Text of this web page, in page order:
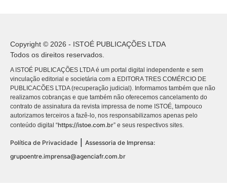
Copyright © 2026 - ISTOÉ PUBLICAÇÕES LTDA
Todos os direitos reservados.
A ISTOÉ PUBLICAÇÕES LTDA é um portal digital independente e sem
vinculação editorial e societária com a EDITORA TRES COMÉRCIO DE
PUBLICACÕES LTDA (recuperação judicial). Informamos também que não
realizamos cobranças e que também não oferecemos cancelamento do
contrato de assinatura da revista impressa de nome ISTOÉ, tampouco
autorizamos terceiros a fazê-lo, nos responsabilizamos apenas pelo
conteúdo digital “https://istoe.com.br” e seus respectivos sites.
Política de Privacidade
Assessoria de Imprensa:
grupoentre.imprensa@agenciafr.com.br